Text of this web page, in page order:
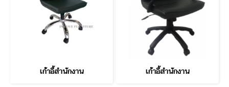
เก้าอี้สำนักงาน เก้าอี้สำนักงาน